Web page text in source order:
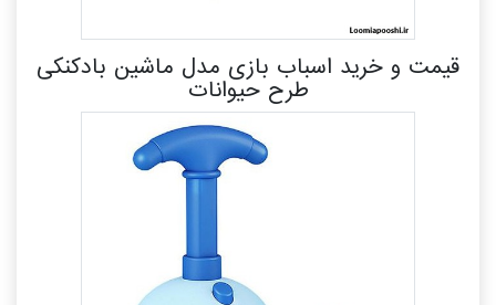
قیمت و خرید اسباب بازی مدل ماشین بادکنکی
طرح حیوانات